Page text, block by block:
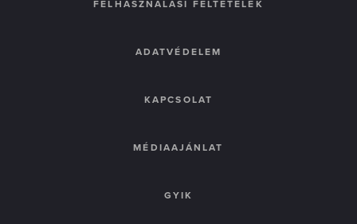
FELHASZNÁLÁSI FELTÉTELEK
ADATVÉDELEM
KAPCSOLAT
MÉDIAAJÁNLAT
GYIK